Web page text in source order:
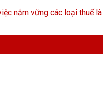
nắm vững các loại thuế là